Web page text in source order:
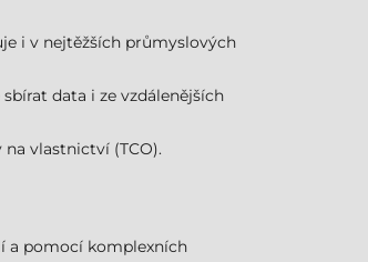
i v nejtěžších průmyslových
data i ze vzdálenějších
vlastnictví (TCO).
a pomocí komplexních